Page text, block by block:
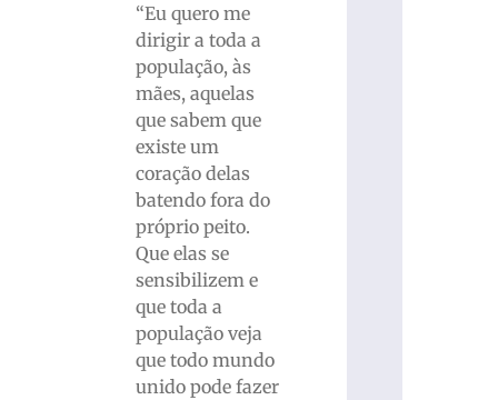
“Eu quero me
dirigir a toda a
população, às
mães, aquelas
que sabem que
existe um
coração delas
batendo fora do
próprio peito.
Que elas se
sensibilizem e
que toda a
população veja
que todo mundo
unido pode fazer